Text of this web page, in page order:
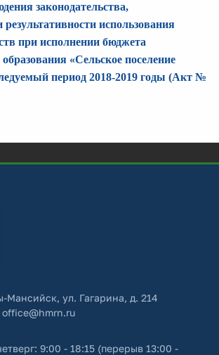
законодательства,
использования
при исполнении бюджета
«Сельское поселение
период 2018-2019 годы (Акт №
Мансийск, ул. Гагарина, д. 214
office@hmrn.ru
9:00 - 18:15 (перерыв 13:00 -